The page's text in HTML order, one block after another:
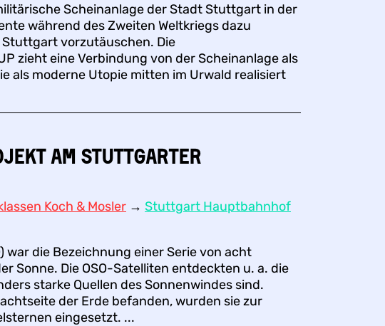
Scheinanlage der Stadt Stuttgart in der
während des Zweiten Weltkriegs dazu
vorzutäuschen. Die
zieht eine Verbindung von der Scheinanlage als
als moderne Utopie mitten im Urwald realisiert
am Stuttgarter
Koch & Mosler → Stuttgart Hauptbahnhof
war die Bezeichnung einer Serie von acht
Sonne. Die OSO-Satelliten entdeckten u. a. die
starke Quellen des Sonnenwindes sind.
der Erde befanden, wurden sie zur
eingesetzt. ...